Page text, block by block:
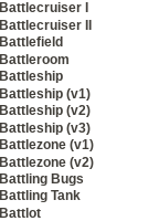
Battlecruiser I
Battlecruiser II
Battlefield
Battleroom
Battleship
Battleship (v1)
Battleship (v2)
Battleship (v3)
Battlezone (v1)
Battlezone (v2)
Battling Bugs
Battling Tank
Battlot